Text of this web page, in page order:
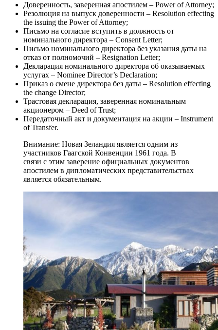
Доверенность, заверенная апостилем – Power of Attorney;
Резолюция на выпуск доверенности – Resolution effecting
the issuing the Power of Attorney;
Письмо на согласие вступить в должность от
номинального директора – Consent Letter;
Письмо номинального директора без указания даты на
отказ от полномочий – Resignation Letter;
Декларация номинального директора об оказываемых
услугах – Nominee Director’s Declaration;
Приказ о смене директора без даты – Resolution effecting
the change Director;
Трастовая декларация, заверенная номинальным
акционером – Deed of Trust;
Передаточный акт и документация на акции – Instrument
of Transfer.
Внимание: Новая Зеландия является одним из
участников Гаагской Конвенции 1961 года. В
связи с этим заверение официальных документов
апостилем в дипломатических представительствах
является обязательным.